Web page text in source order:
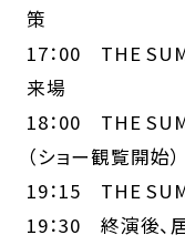
策
17：00 THE
来場
18：00 THE
（ショー観覧開始）
19：15 THE
19：30 終演後、